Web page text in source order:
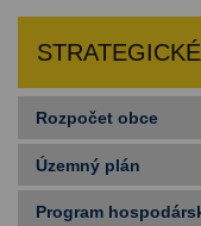
Rozpočet obce
Územný plán
Program